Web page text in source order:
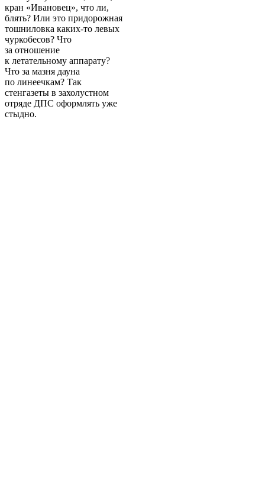
кран «Ивановец», что ли,
блять? Или это придорожная
тошниловка каких-то левых
чуркобесов? Что
за отношение
к летательному аппарату?
Что за мазня дауна
по линеечкам? Так
стенгазеты в захолустном
отряде ДПС оформлять уже
стыдно.